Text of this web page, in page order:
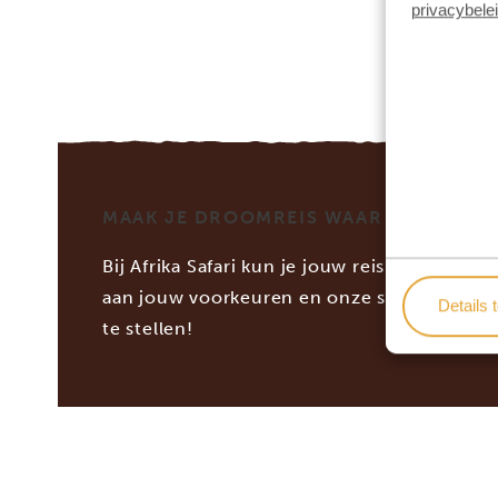
Details
MAAK JE DROOMREIS WAAR MET
Bij Afrika Safari kun je jouw reis op maat
aan jouw voorkeuren en onze specialisten
te stellen!